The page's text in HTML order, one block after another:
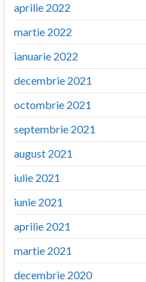
aprilie 2022
martie 2022
ianuarie 2022
decembrie 2021
octombrie 2021
septembrie 2021
august 2021
iulie 2021
iunie 2021
aprilie 2021
martie 2021
decembrie 2020